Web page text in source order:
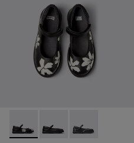
Twins - K800549-006 -
Twins - K800549-
Twins -